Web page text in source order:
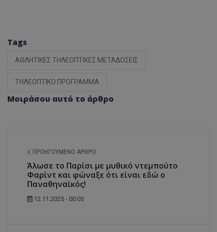
Tags
ΑΘΛΗΤΙΚΕΣ ΤΗΛΕΟΠΤΙΚΕΣ ΜΕΤΑΔΟΣΕΙΣ
ΤΗΛΕΟΠΤΙΚΟ ΠΡΟΓΡΑΜΜΑ
Μοιράσου αυτό το άρθρο
ΠΡΟΗΓΟΎΜΕΝΟ ΆΡΘΡΟ
Άλωσε το Παρίσι με μυθικό ντεμπούτο
Φαρίντ και φώναξε ότι είναι εδώ ο
Παναθηναϊκός!
12.11.2025 - 00:05